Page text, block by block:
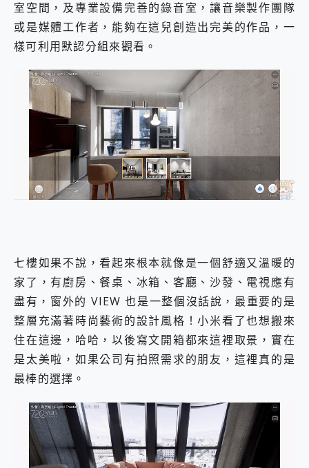
室空間，及專業設備完善的錄音室，讓音樂製作團隊
或是媒體工作者，能夠在這兒創造出完美的作品，一
樣可利用默認分組來觀看。
七樓如果不說，看起來根本就像是一個舒適又溫暖的
家了，有廚房、餐桌、冰箱、客廳、沙發、電視應有
盡有，窗外的 VIEW 也是一整個沒話說，最重要的是
整層充滿著時尚藝術的設計風格！小米看了也想搬來
住在這邊，哈哈，以後寫文開箱都來這裡取景，實在
是太美啦，如果公司有拍照需求的朋友，這裡真的是
最棒的選擇。